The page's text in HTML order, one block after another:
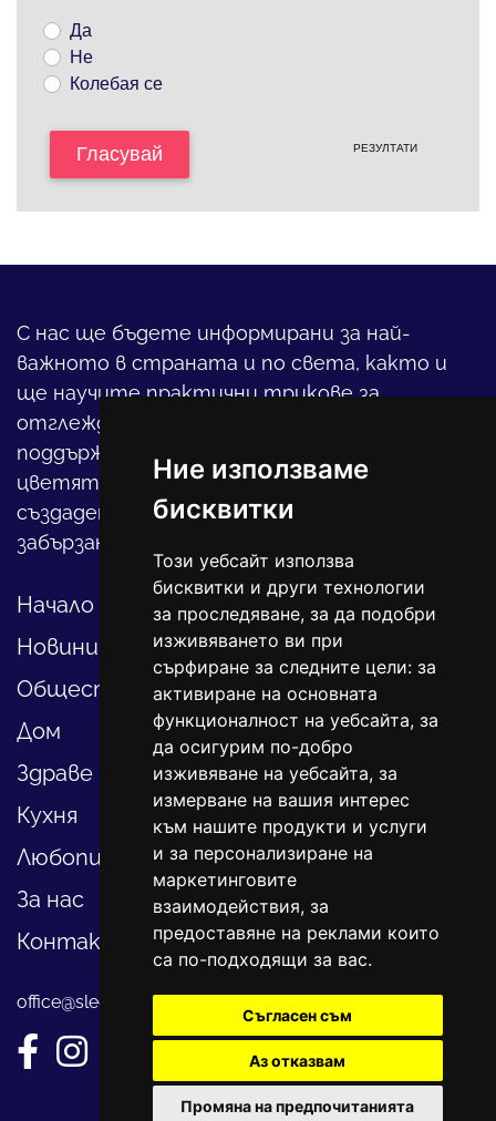
Ние използваме
бисквитки
Този уебсайт използва
бисквитки и други технологии
за проследяване, за да подобри
изживяването ви при
сърфиране за следните цели: за
активиране на основната
функционалност на уебсайта, за
да осигурим по-добро
изживяване на уебсайта, за
измерване на вашия интерес
към нашите продукти и услуги
и за персонализиране на
маркетинговите
взаимодействия, за
предоставяне на реклами които
са по-подходящи за вас.
Съгласен съм
Аз отказвам
Промяна на предпочитанията
Да
Не
Колебая се
Гласувай РЕЗУЛТАТИ
С нас ще бъдете информирани за най-
важното в страната и по света, както и
ще научите практични трикове за
отглеждането на детето, за
поддържането на дома и градината,
цветята, интериора и, въобще, как да
създадете своя уютен оазис в този така
забързан свят.
Начало
Новини
Общество
Дом
Здраве
Кухня
Любопитно
За нас
Контакти
office@sledvayme.net